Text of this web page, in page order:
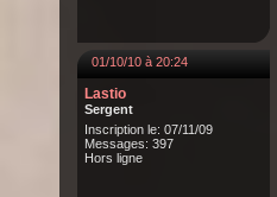
01/10/10 à 20:24
Lastio
Sergent
Inscription le: 07/11/09
Messages: 397
Hors ligne